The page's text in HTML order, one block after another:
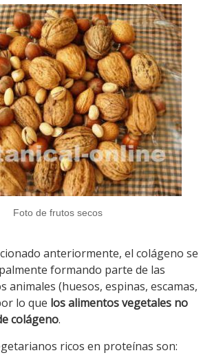
Foto de frutos secos
anteriormente, el colágeno se
formando parte de las
animales (huesos, espinas, escamas,
lo que los alimentos vegetales no
colágeno.
ricos en proteínas son: